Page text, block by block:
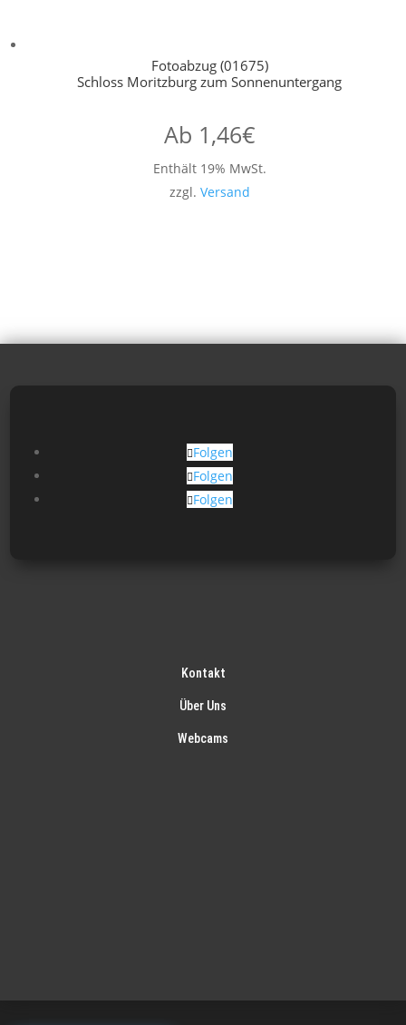
Fotoabzug (01675)
Schloss Moritzburg zum Sonnenuntergang
Ab 1,46€
Enthält 19% MwSt.
zzgl. Versand
Folgen
Folgen
Folgen
Kontakt
Über Uns
Webcams